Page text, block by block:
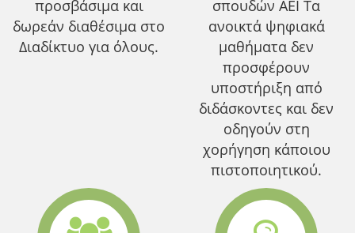
προσβάσιμα και
δωρεάν διαθέσιμα στο
Διαδίκτυο για όλους.
σπουδών ΑΕΙ Τα
ανοικτά ψηφιακά
μαθήματα δεν
προσφέρουν
υποστήριξη από
διδάσκοντες και δεν
οδηγούν στη
χορήγηση κάποιου
πιστοποιητικού.